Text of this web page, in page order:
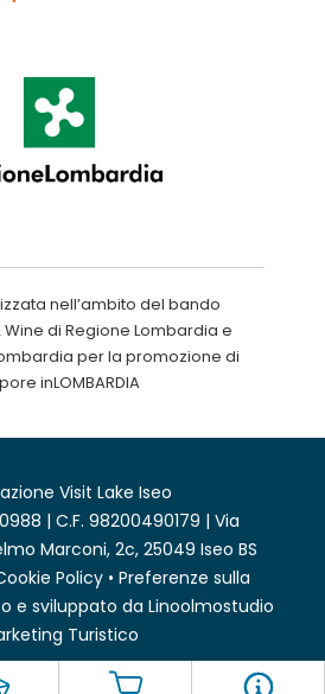
nell’ambito del bando
di Regione Lombardia e
per la promozione di
inLOMBARDIA
Visit Lake Iseo
| C.F. 98200490179 | Via
Marconi, 2c, 25049 Iseo BS
Policy • Preferenze sulla
e sviluppato da Linoolmostudio
Turistico